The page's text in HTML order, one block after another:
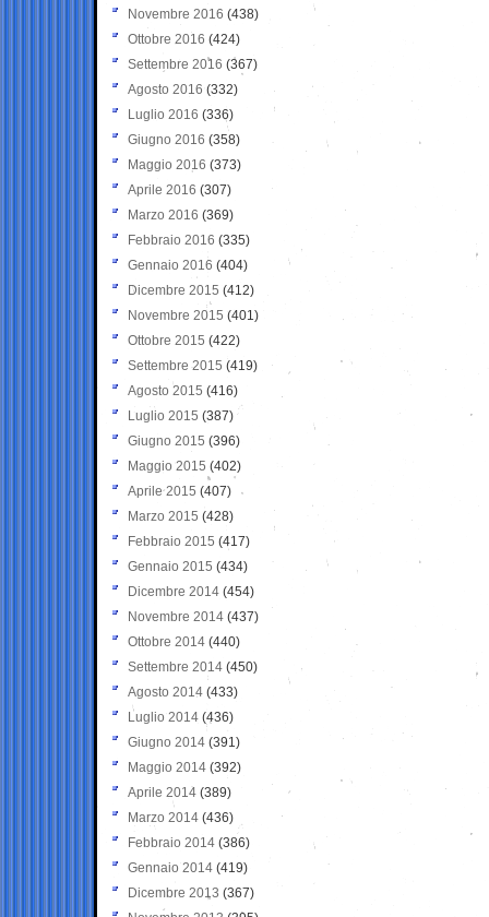
Novembre 2016 (438)
Ottobre 2016 (424)
Settembre 2016 (367)
Agosto 2016 (332)
Luglio 2016 (336)
Giugno 2016 (358)
Maggio 2016 (373)
Aprile 2016 (307)
Marzo 2016 (369)
Febbraio 2016 (335)
Gennaio 2016 (404)
Dicembre 2015 (412)
Novembre 2015 (401)
Ottobre 2015 (422)
Settembre 2015 (419)
Agosto 2015 (416)
Luglio 2015 (387)
Giugno 2015 (396)
Maggio 2015 (402)
Aprile 2015 (407)
Marzo 2015 (428)
Febbraio 2015 (417)
Gennaio 2015 (434)
Dicembre 2014 (454)
Novembre 2014 (437)
Ottobre 2014 (440)
Settembre 2014 (450)
Agosto 2014 (433)
Luglio 2014 (436)
Giugno 2014 (391)
Maggio 2014 (392)
Aprile 2014 (389)
Marzo 2014 (436)
Febbraio 2014 (386)
Gennaio 2014 (419)
Dicembre 2013 (367)